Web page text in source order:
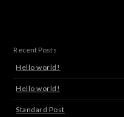
Recent Posts
Hello world!
Hello world!
Standard Post